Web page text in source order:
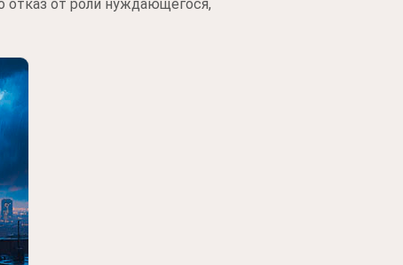
отказ от роли нуждающегося,